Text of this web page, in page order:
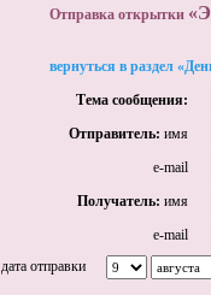
Отправка открытки
вернуться в раздел
Тема сообщения:
Отправитель: имя
e-mail
Получатель: имя
e-mail
дата отправки